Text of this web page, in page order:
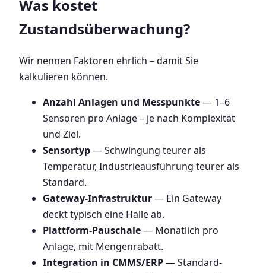
Was kostet
Zustandsüberwachung?
Wir nennen Faktoren ehrlich – damit Sie
kalkulieren können.
Anzahl Anlagen und Messpunkte— 1–6
Sensoren pro Anlage – je nach Komplexität
und Ziel.
Sensortyp— Schwingung teurer als
Temperatur, Industrieausführung teurer als
Standard.
Gateway-Infrastruktur— Ein Gateway
deckt typisch eine Halle ab.
Plattform-Pauschale— Monatlich pro
Anlage, mit Mengenrabatt.
Integration in CMMS/ERP— Standard-